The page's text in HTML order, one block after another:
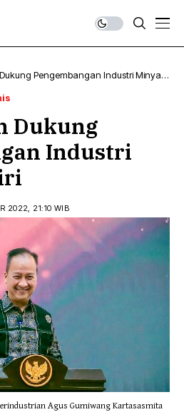
Pengembangan Industri Minyak
Dukung
Industri
2022, 21:10 WIB
Agus Gumiwang Kartasasmita